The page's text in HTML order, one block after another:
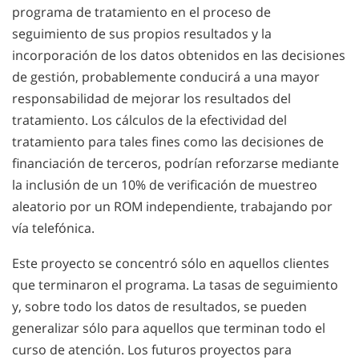
programa de tratamiento en el proceso de
seguimiento de sus propios resultados y la
incorporación de los datos obtenidos en las decisiones
de gestión, probablemente conducirá a una mayor
responsabilidad de mejorar los resultados del
tratamiento. Los cálculos de la efectividad del
tratamiento para tales fines como las decisiones de
financiación de terceros, podrían reforzarse mediante
la inclusión de un 10% de verificación de muestreo
aleatorio por un ROM independiente, trabajando por
vía telefónica.
Este proyecto se concentró sólo en aquellos clientes
que terminaron el programa. La tasas de seguimiento
y, sobre todo los datos de resultados, se pueden
generalizar sólo para aquellos que terminan todo el
curso de atención. Los futuros proyectos para